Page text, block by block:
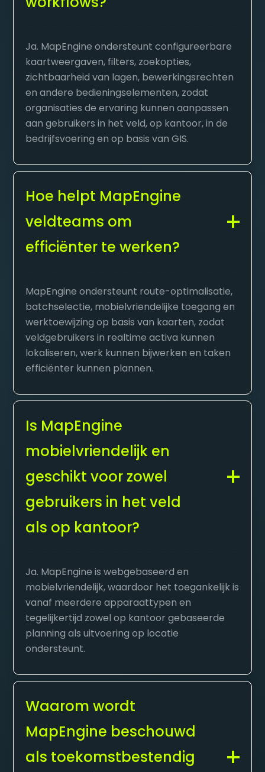
Ja. MapEngine ondersteunt configureerbare
kaartweergaven, filters, zoekopties,
zichtbaarheid van lagen, bewerkingsrechten
en andere bedieningselementen, zodat
organisaties de ervaring kunnen aanpassen
aan gebruikers in het veld, op kantoor, in de
bedrijfsvoering en op basis van GIS.
Hoe helpt MapEngine
veldteams om
efficiënter te werken?
MapEngine ondersteunt route-optimalisatie,
batchselectie, mobielvriendelijke toegang en
werktoewijzing op basis van kaarten, zodat
veldgebruikers in realtime activa kunnen
lokaliseren, werk kunnen bijwerken en taken
efficiënter kunnen plannen.
Is MapEngine
mobielvriendelijk en
geschikt voor zowel
gebruikers in het veld
als op kantoor?
Ja. MapEngine is webgebaseerd en
mobielvriendelijk, waardoor het toegankelijk is
vanaf meerdere apparaattypen en
tegelijkertijd zowel op kantoor gebaseerde
planning als uitvoering op locatie
ondersteunt.
Waarom wordt
MapEngine beschouwd
als toekomstbestendig